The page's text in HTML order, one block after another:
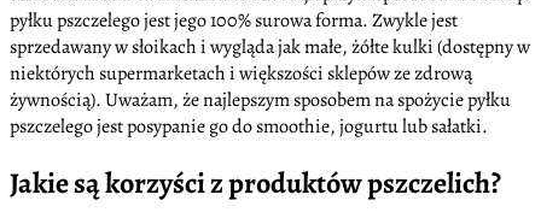
pyłku pszczelego jest jego 100% surowa forma. Zwykle jest
sprzedawany w słoikach i wygląda jak małe, żółte kulki (dostępny w
niektórych supermarketach i większości sklepów ze zdrową
żywnością). Uważam, że najlepszym sposobem na spożycie pyłku
pszczelego jest posypanie go do smoothie, jogurtu lub sałatki.
Jakie są korzyści z produktów pszczelich?